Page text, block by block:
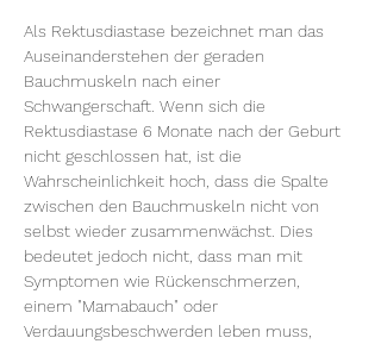
Als Rektusdiastase bezeichnet man das
Auseinanderstehen der geraden
Bauchmuskeln nach einer
Schwangerschaft. Wenn sich die
Rektusdiastase 6 Monate nach der Geburt
nicht geschlossen hat, ist die
Wahrscheinlichkeit hoch, dass die Spalte
zwischen den Bauchmuskeln nicht von
selbst wieder zusammenwächst. Dies
bedeutet jedoch nicht, dass man mit
Symptomen wie Rückenschmerzen,
einem "Mamabauch" oder
Verdauungsbeschwerden leben muss,